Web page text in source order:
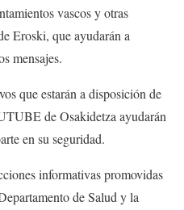
vascos y otras
Eroski, que ayudarán a
mensajes.
que estarán a disposición de
de Osakidetza ayudarán
en su seguridad.
informativas promovidas
de Salud y la